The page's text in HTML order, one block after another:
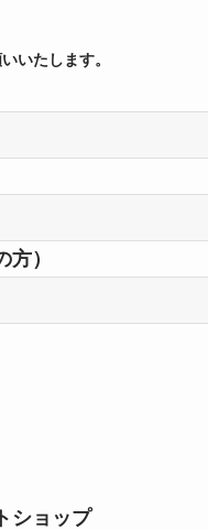
いたします。
）
ショップ